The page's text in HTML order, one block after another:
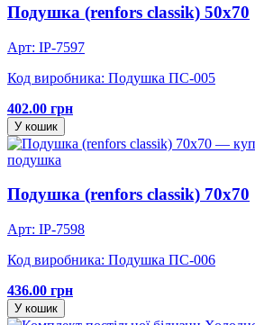
Подушка (renfors classik) 50х70
Арт: IP-7597
Код виробника: Подушка ПС-005
402.00 грн
У кошик
подушка
Подушка (renfors classik) 70х70
Арт: IP-7598
Код виробника: Подушка ПС-006
436.00 грн
У кошик